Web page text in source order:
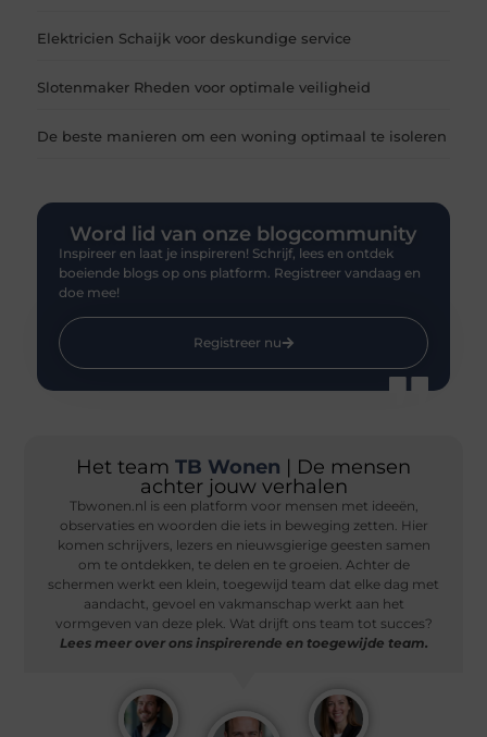
Elektricien Schaijk voor deskundige service
Slotenmaker Rheden voor optimale veiligheid
De beste manieren om een woning optimaal te isoleren
Word lid van onze blogcommunity
Inspireer en laat je inspireren! Schrijf, lees en ontdek
boeiende blogs op ons platform. Registreer vandaag en
doe mee!
Registreer nu
Het team TB Wonen | De mensen
achter jouw verhalen
Tbwonen.nl is een platform voor mensen met ideeën,
observaties en woorden die iets in beweging zetten. Hier
komen schrijvers, lezers en nieuwsgierige geesten samen
om te ontdekken, te delen en te groeien. Achter de
schermen werkt een klein, toegewijd team dat elke dag met
aandacht, gevoel en vakmanschap werkt aan het
vormgeven van deze plek. Wat drijft ons team tot succes?
Lees meer over ons inspirerende en toegewijde team.